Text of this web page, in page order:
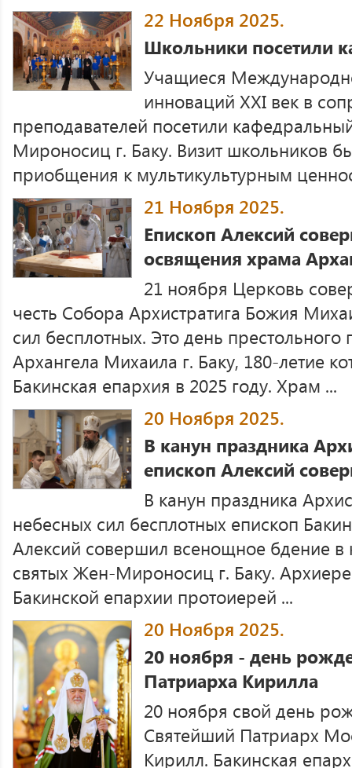
22 Ноября 2025.
Школьники посетили
Учащиеся
инноваций XXI век в
преподавателей посетили
Мироносиц г. Баку. Визит школьников
приобщения к мультикультурным
21 Ноября 2025.
Епископ Алексий
освящения храма
21 ноября Церковь
честь Собора Архистратига Божия
сил бесплотных. Это день
Архангела Михаила г. Баку, 180-летие
Бакинская епархия в 2025 году. Храм ...
20 Ноября 2025.
В канун праздника
епископ Алексий
В канун праздника
небесных сил бесплотных епископ
Алексий совершил всенощное бдение
святых Жен-Мироносиц г. Баку.
Бакинской епархии протоиерей ...
20 Ноября 2025.
20 ноября - день
Патриарха Кирилла
20 ноября свой день
Святейший Патриарх
Кирилл. Бакинская